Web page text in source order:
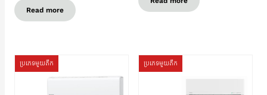
Read more
ប្រភេទមួយតឹក ប្រភេទមួយតឹក